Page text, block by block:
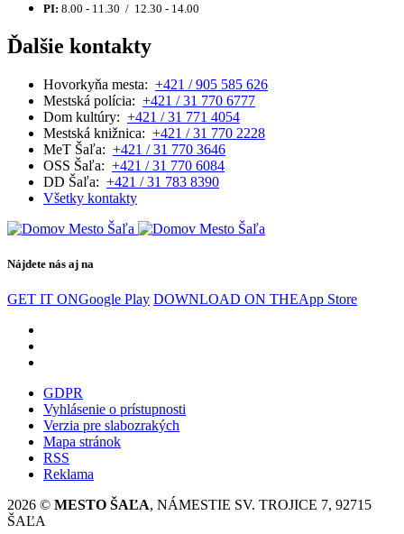
PI: 8.00 - 11.30 / 12.30 - 14.00
Ďalšie kontakty
Hovorkyňa mesta: +421 / 905 585 626
Mestská polícia: +421 / 31 770 6777
Dom kultúry: +421 / 31 771 4054
Mestská knižnica: +421 / 31 770 2228
MeT Šaľa: +421 / 31 770 3646
OSS Šaľa: +421 / 31 770 6084
DD Šaľa: +421 / 31 783 8390
Všetky kontakty
Nájdete nás aj na
GET IT ONGoogle Play DOWNLOAD ON THEApp Store
GDPR
Vyhlásenie o prístupnosti
Verzia pre slabozrakých
Mapa stránok
RSS
Reklama
2026 © MESTO ŠAĽA, NÁMESTIE SV. TROJICE 7, 92715
ŠAĽA